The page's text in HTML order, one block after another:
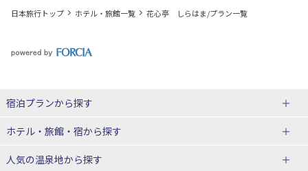
日本旅行トップ ホテル・旅館一覧 花心亭 しらはま/プラン一覧
宿泊プランから探す
北海道
東北
ホテル・旅館・宿から探す
北海道ホテル・旅館
人気の温泉地から探す